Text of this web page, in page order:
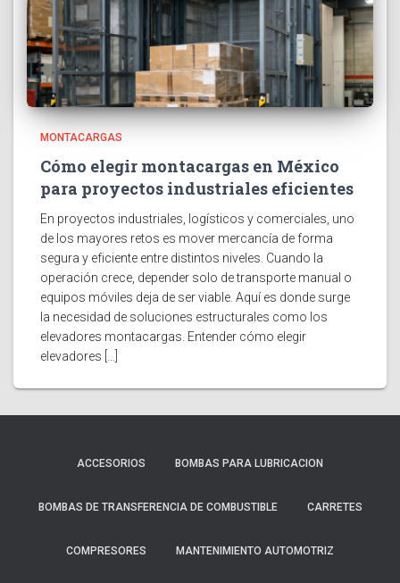
MONTACARGAS
Cómo elegir montacargas en México
para proyectos industriales eficientes
En proyectos industriales, logísticos y comerciales, uno
de los mayores retos es mover mercancía de forma
segura y eficiente entre distintos niveles. Cuando la
operación crece, depender solo de transporte manual o
equipos móviles deja de ser viable. Aquí es donde surge
la necesidad de soluciones estructurales como los
elevadores montacargas. Entender cómo elegir
elevadores […]
ACCESORIOS BOMBAS PARA LUBRICACION
BOMBAS DE TRANSFERENCIA DE COMBUSTIBLE CARRETES
COMPRESORES MANTENIMIENTO AUTOMOTRIZ